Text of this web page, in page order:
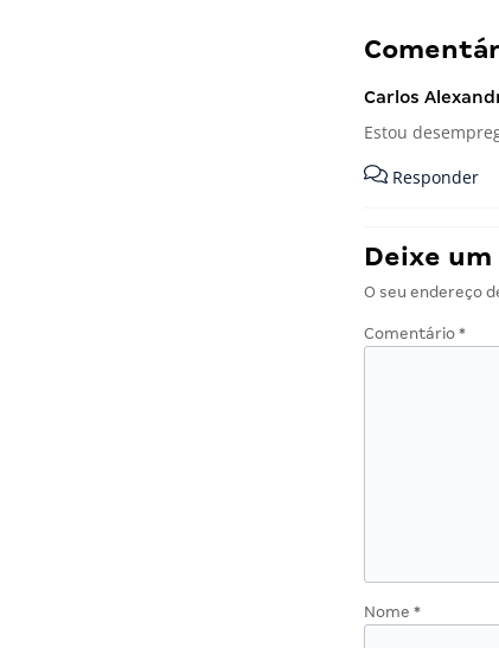
Carlos
Estou
Responder
Deixe
O seu endereço
Comentário *
Nome *